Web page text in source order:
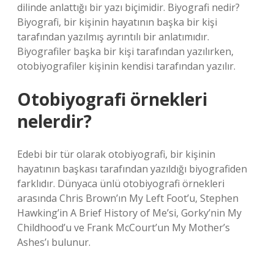
dilinde anlattığı bir yazı biçimidir. Biyografi nedir?
Biyografi, bir kişinin hayatının başka bir kişi
tarafından yazılmış ayrıntılı bir anlatımıdır.
Biyografiler başka bir kişi tarafından yazılırken,
otobiyografiler kişinin kendisi tarafından yazılır.
Otobiyografi örnekleri
nelerdir?
Edebi bir tür olarak otobiyografi, bir kişinin
hayatının başkası tarafından yazıldığı biyografiden
farklıdır. Dünyaca ünlü otobiyografi örnekleri
arasında Chris Brown’ın My Left Foot’u, Stephen
Hawking’in A Brief History of Me’si, Gorky’nin My
Childhood’u ve Frank McCourt’un My Mother’s
Ashes’ı bulunur.